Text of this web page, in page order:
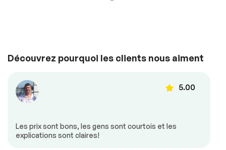
électrique
électrique
Sièges chauffants
Siège à commande
électrique
Volant ajustable
Découvrez pourquoi les clients nous aiment
5.00
Les prix sont bons, les gens sont courtois et les
explications sont claires!